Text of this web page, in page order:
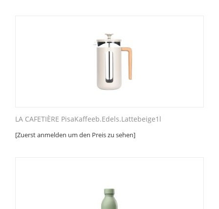
LA CAFETIÈRE PisaKaffeeb.Edels.Lattebeige1l
[Zuerst anmelden um den Preis zu sehen]